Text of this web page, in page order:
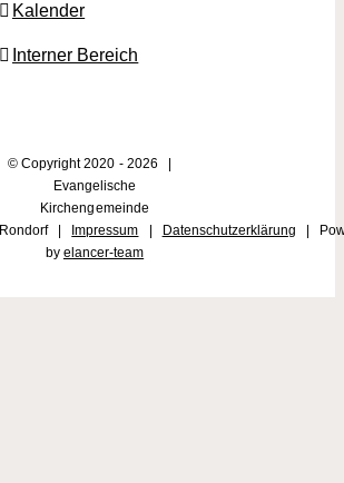
Kalender
Interner Bereich
© Copyright 2020 - 2026 |
Evangelische
Kirchengemeinde
Rondorf |
Impressum Datenschutzerklärung |
by elancer-team